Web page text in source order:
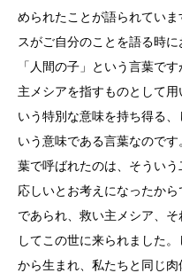
められたことが語られてい
スがご自分のことを語る時
「人間の子」という言葉で
主メシアを指すものとして
いう特別な意味を持ち得る
いう意味である言葉なので
葉で呼ばれたのは、そうい
応しいとお考えになったか
であられ、救い主メシア、
してこの世に来られました
から生まれ、私たちと同じ